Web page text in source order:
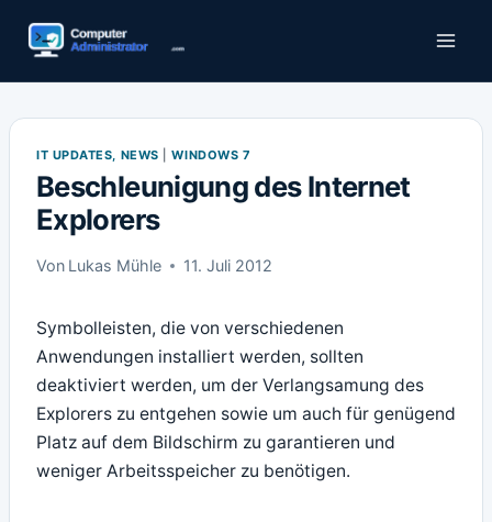
Inhalt
IT UPDATES, NEWS |WINDOWS 7
Beschleunigung des Internet
Explorers
Von Lukas Mühle 11. Juli 2012
Symbolleisten, die von verschiedenen
Anwendungen installiert werden, sollten
deaktiviert werden, um der Verlangsamung des
Explorers zu entgehen sowie um auch für genügend
Platz auf dem Bildschirm zu garantieren und
weniger Arbeitsspeicher zu benötigen.